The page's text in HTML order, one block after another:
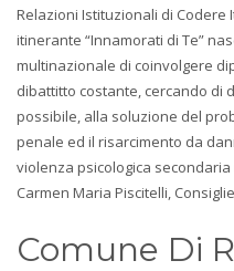
Relazioni Istituzionali di
itinerante “Innamorati di Te”
multinazionale di coinvolgere
dibattitto costante, cercando di
possibile, alla soluzione del
penale ed il risarcimento da
violenza psicologica
Carmen Maria Piscitelli,
Comune Di